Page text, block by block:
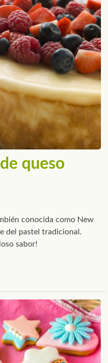
queso
conocida como New
del pastel tradicional.
sabor!